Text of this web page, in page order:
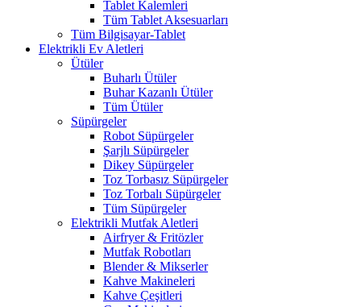
Tablet Kalemleri
Tüm Tablet Aksesuarları
Tüm Bilgisayar-Tablet
Elektrikli Ev Aletleri
Ütüler
Buharlı Ütüler
Buhar Kazanlı Ütüler
Tüm Ütüler
Süpürgeler
Robot Süpürgeler
Şarjlı Süpürgeler
Dikey Süpürgeler
Toz Torbasız Süpürgeler
Toz Torbalı Süpürgeler
Tüm Süpürgeler
Elektrikli Mutfak Aletleri
Airfryer & Fritözler
Mutfak Robotları
Blender & Mikserler
Kahve Makineleri
Kahve Çeşitleri